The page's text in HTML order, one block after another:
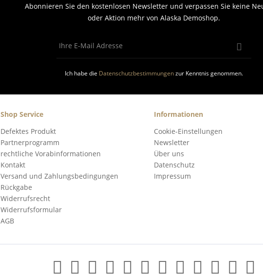
Abonnieren Sie den kostenlosen Newsletter und verpassen Sie keine
oder Aktion mehr von Alaska Demoshop.
Ich habe die Datenschutzbestimmungenzur Kenntnis genommen.
Shop Service
Defektes Produkt
Partnerprogramm
rechtliche Vorabinformationen
Kontakt
Versand und Zahlungsbedingungen
Rückgabe
Widerrufsrecht
Widerrufsformular
AGB
Informationen
Cookie-Einstellungen
Newsletter
Über uns
Datenschutz
Impressum